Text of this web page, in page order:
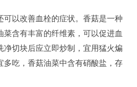
以改善血栓的症状。香菇是一种
含有丰富的纤维素，可以促进血
切块后应立即炒制，宜用猛火煸
吃，香菇油菜中含有硝酸盐，存